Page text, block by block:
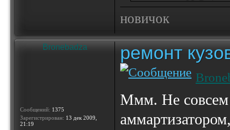
новичок
Bronebadza
Сообщений: 1375
Зарегистрирован: 13 дек 2009,
21:19
ремонт
Ммм. Не совсем